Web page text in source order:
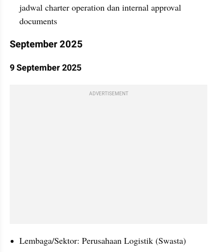
jadwal charter operation dan internal approval
documents
September 2025
9 September 2025
ADVERTISEMENT
Lembaga/Sektor: Perusahaan Logistik (Swasta)